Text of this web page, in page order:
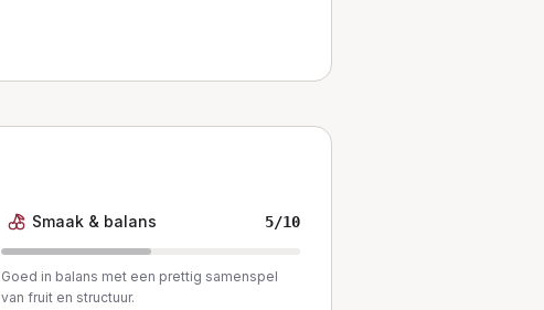
Smaak & balans 5/10
Goed in balans met een prettig samenspel
van fruit en structuur.